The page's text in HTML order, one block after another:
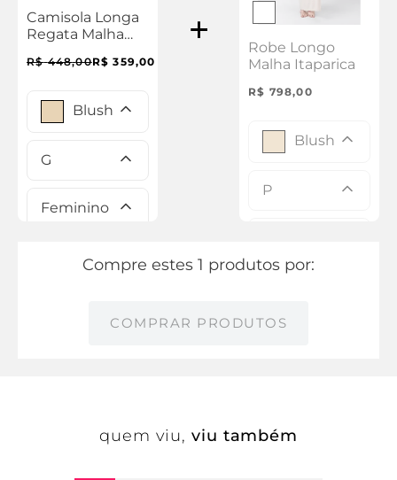
Camisola Longa
Regata Malha
R$ 448,00R$ 359,00
Blush
G
Feminino
Robe Longo
Malha Itaparica
R$ 798,00
Blush
P
Compre estes 1 produtos por:
COMPRAR PRODUTOS
quem viu, viu também